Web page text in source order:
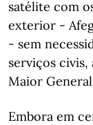
satélite com
exterior -
- sem
serviços
Maior
Embora em